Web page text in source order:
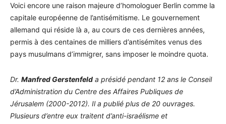
Voici encore une raison majeure d’homologuer Berlin comme la
capitale européenne de l’antisémitisme. Le gouvernement
allemand qui réside là a, au cours de ces dernières années,
permis à des centaines de milliers d’antisémites venus des
pays musulmans d’immigrer, sans imposer le moindre quota.
Dr. Manfred Gerstenfeld a présidé pendant 12 ans le Conseil
d’Administration du Centre des Affaires Publiques de
Jérusalem (2000-2012). Il a publié plus de 20 ouvrages.
Plusieurs d’entre eux traitent d’anti-israélisme et